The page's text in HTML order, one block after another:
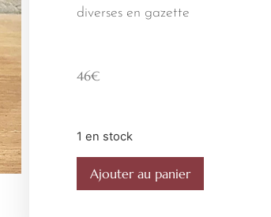
diverses en gazette
46€
1 en stock
Ajouter au panier